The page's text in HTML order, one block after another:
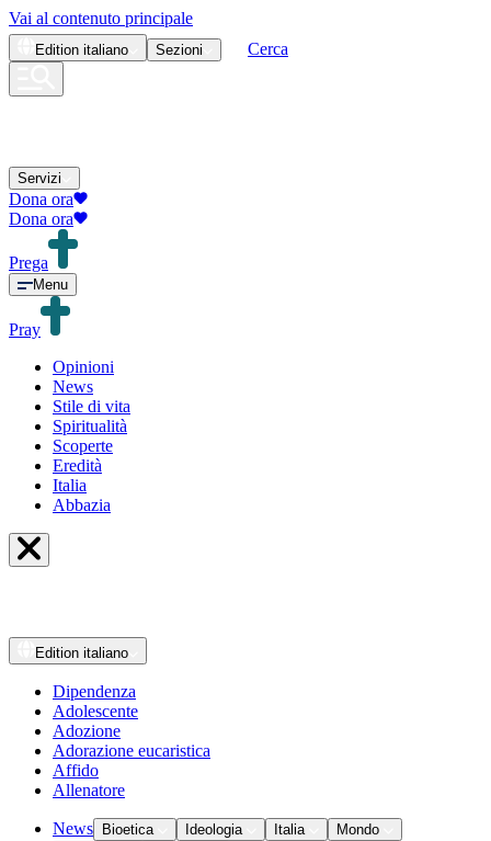
Vai al contenuto principale
Edition italiano Sezioni Cerca
Servizi
Dona ora
Dona ora
Prega
Menu
Pray
Opinioni
News
Stile di vita
Spiritualità
Scoperte
Eredità
Italia
Abbazia
Edition italiano
Dipendenza
Adolescente
Adozione
Adorazione eucaristica
Affido
Allenatore
News Bioetica Ideologia Italia
Mondo